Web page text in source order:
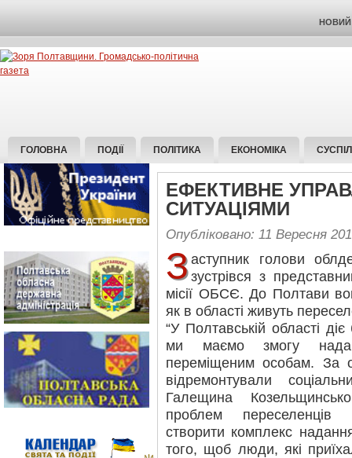
НОВИЙ
ГОЛОВНА ПОДІЇ ПОЛІТИКА ЕКОНОМІКА
ЕФЕКТИВНЕ
СИТУАЦІЯМИ
Опубліковано: 11 Вересня
Заступник голови
зустрівся з
місії ОБСЄ. До Полтави
як в області живуть
“У Полтавській області
ми маємо змогу
переміщеним особам. За
відремонтували
Галещина
проблем переселенців
створити комплекс
того, щоб люди, які